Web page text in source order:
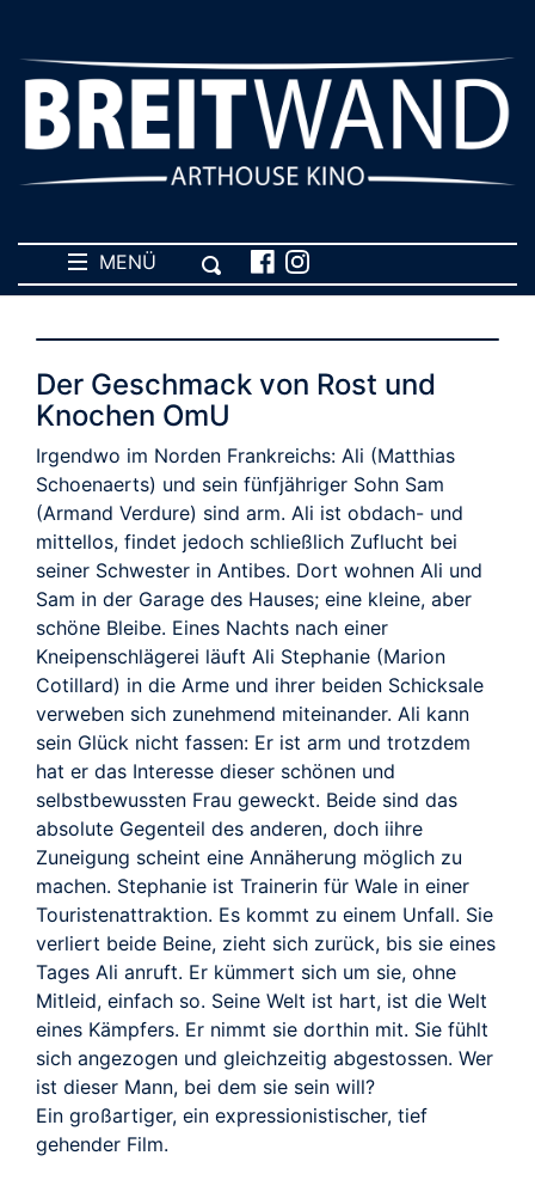
MENÜ
TRAILER
Der Geschmack von Rost und
Knochen OmU
Irgendwo im Norden Frankreichs: Ali (Matthias
Schoenaerts) und sein fünfjähriger Sohn Sam
(Armand Verdure) sind arm. Ali ist obdach- und
mittellos, findet jedoch schließlich Zuflucht bei
seiner Schwester in Antibes. Dort wohnen Ali und
Sam in der Garage des Hauses; eine kleine, aber
schöne Bleibe. Eines Nachts nach einer
Kneipenschlägerei läuft Ali Stephanie (Marion
Cotillard) in die Arme und ihrer beiden Schicksale
verweben sich zunehmend miteinander. Ali kann
sein Glück nicht fassen: Er ist arm und trotzdem
hat er das Interesse dieser schönen und
selbstbewussten Frau geweckt. Beide sind das
absolute Gegenteil des anderen, doch iihre
Zuneigung scheint eine Annäherung möglich zu
machen. Stephanie ist Trainerin für Wale in einer
Touristenattraktion. Es kommt zu einem Unfall. Sie
verliert beide Beine, zieht sich zurück, bis sie eines
Tages Ali anruft. Er kümmert sich um sie, ohne
Mitleid, einfach so. Seine Welt ist hart, ist die Welt
eines Kämpfers. Er nimmt sie dorthin mit. Sie fühlt
sich angezogen und gleichzeitig abgestossen. Wer
ist dieser Mann, bei dem sie sein will?
Ein großartiger, ein expressionistischer, tief
gehender Film.